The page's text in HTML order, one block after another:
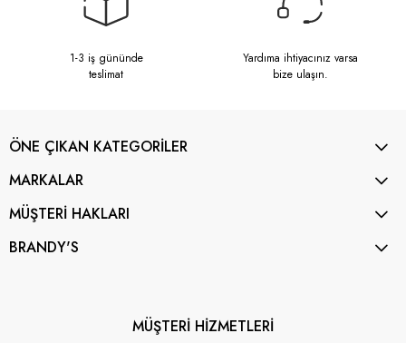
1-3 iş gününde
teslimat
Yardıma ihtiyacınız varsa
bize ulaşın.
ÖNE ÇIKAN KATEGORİLER
MARKALAR
MÜŞTERİ HAKLARI
BRANDY'S
MÜŞTERİ HİZMETLERİ